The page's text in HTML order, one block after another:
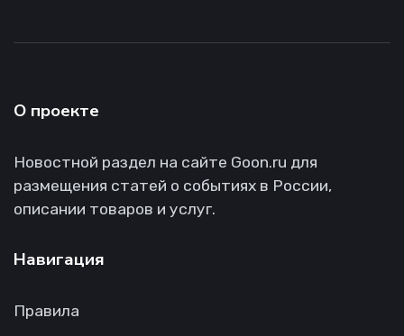
О проекте
Новостной раздел на сайте Goon.ru для
размещения статей о событиях в России,
описании товаров и услуг.
Навигация
Правила